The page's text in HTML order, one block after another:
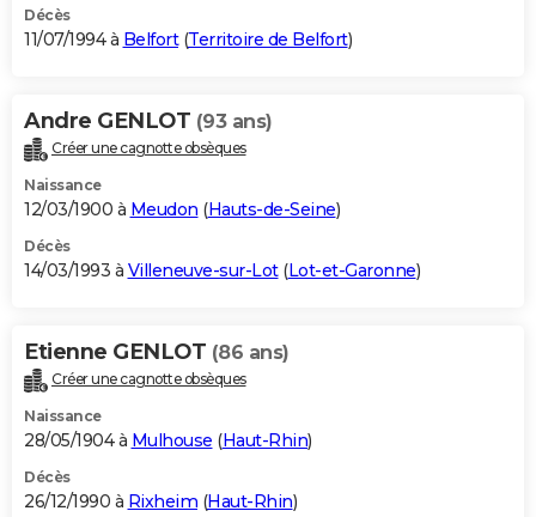
Décès
11/07/1994 à Belfort(Territoire de Belfort)
Andre GENLOT (93 ans)
Créer une cagnotte obsèques
Naissance
12/03/1900 à Meudon (Hauts-de-Seine)
Décès
14/03/1993 à Villeneuve-sur-Lot(Lot-et-Garonne)
Etienne GENLOT (86 ans)
Créer une cagnotte obsèques
Naissance
28/05/1904 à Mulhouse (Haut-Rhin)
Décès
26/12/1990 à Rixheim (Haut-Rhin)